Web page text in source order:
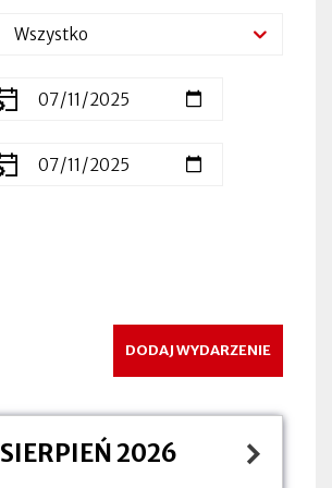
DODAJ WYDARZENIE
SIERPIEŃ 2026